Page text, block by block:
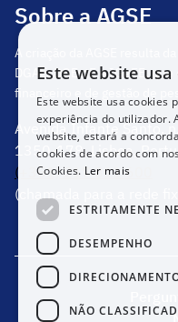
Sobre a AGSE
A criação da AGSE resulta
DGAE, DGEstE e IGeFE,
financeiro e de gestão de
Avenida Infante Santo,
1350-178, Lisboa,
(+351) 217 811 600
(chamada para a rede
Este website usa
Este website usa cookies
experiência do utilizador.
website, estará a
cookies de acordo com
Cookies. Ler mais
ESTRITAMENTE
DESEMPENHO
NÃO